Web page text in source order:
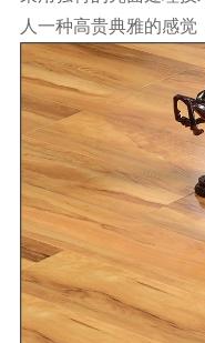
人一种高贵典雅的感觉